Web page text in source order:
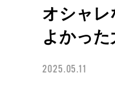
オシャレ
よかった
2025.05.11